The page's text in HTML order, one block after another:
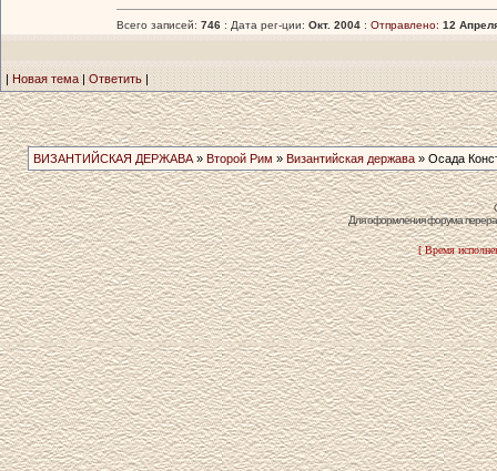
Всего записей: 746 : Дата рег-ции: Окт. 2004 : Отправлено: 12
| Новая тема|Ответить |
ВИЗАНТИЙСКАЯ ДЕРЖАВА» Второй Рим » Византийская держава» Осада
Для оформления форума
[ Время